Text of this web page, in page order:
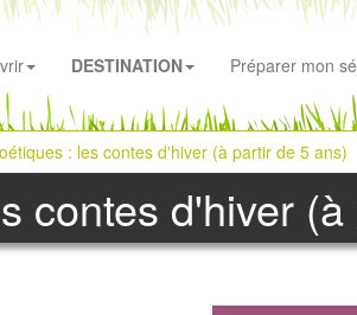
DESTINATION Préparer mon
: les contes d'hiver (à partir de 5 ans)
contes d'hiver